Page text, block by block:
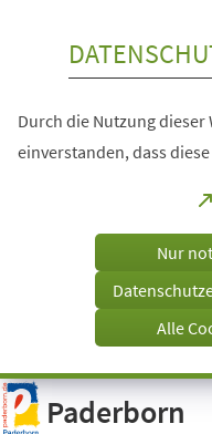
Visuelle
Assistenzsoftware
öffnen.
Durch die Nutzung
einverstanden, dass
Nur
Alle
Paderborn